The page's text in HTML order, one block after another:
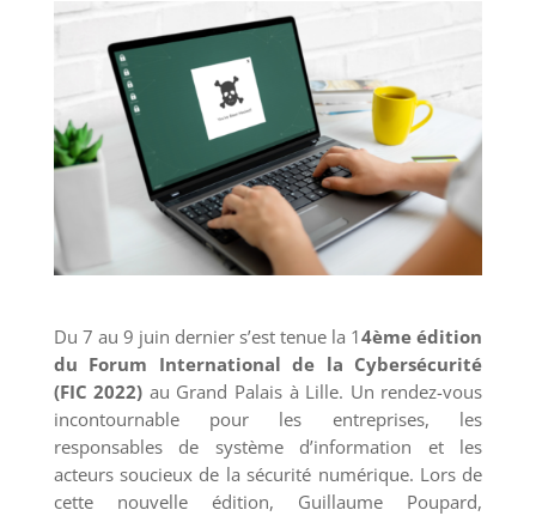
Du 7 au 9 juin dernier s’est tenue la 14ème édition
du Forum International de la Cybersécurité
(FIC 2022) au Grand Palais à Lille. Un rendez-vous
incontournable pour les entreprises, les
responsables de système d’information et les
acteurs soucieux de la sécurité numérique. Lors de
cette nouvelle édition, Guillaume Poupard,